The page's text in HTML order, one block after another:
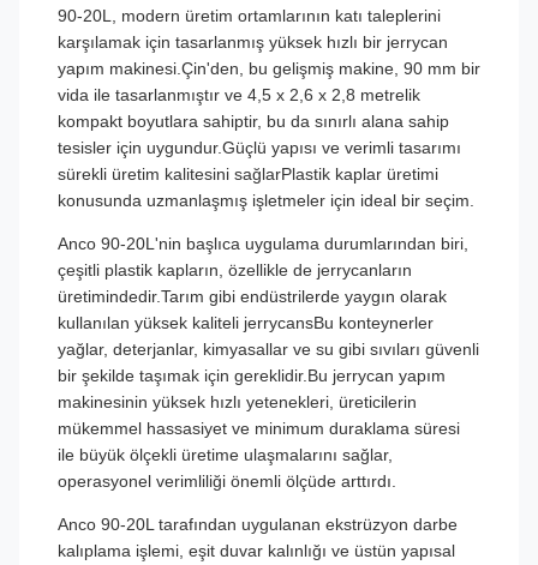
90-20L, modern üretim ortamlarının katı taleplerini
karşılamak için tasarlanmış yüksek hızlı bir jerrycan
yapım makinesi.Çin'den, bu gelişmiş makine, 90 mm bir
vida ile tasarlanmıştır ve 4,5 x 2,6 x 2,8 metrelik
kompakt boyutlara sahiptir, bu da sınırlı alana sahip
tesisler için uygundur.Güçlü yapısı ve verimli tasarımı
sürekli üretim kalitesini sağlarPlastik kaplar üretimi
konusunda uzmanlaşmış işletmeler için ideal bir seçim.
Anco 90-20L'nin başlıca uygulama durumlarından biri,
çeşitli plastik kapların, özellikle de jerrycanların
üretimindedir.Tarım gibi endüstrilerde yaygın olarak
kullanılan yüksek kaliteli jerrycansBu konteynerler
yağlar, deterjanlar, kimyasallar ve su gibi sıvıları güvenli
bir şekilde taşımak için gereklidir.Bu jerrycan yapım
makinesinin yüksek hızlı yetenekleri, üreticilerin
mükemmel hassasiyet ve minimum duraklama süresi
ile büyük ölçekli üretime ulaşmalarını sağlar,
operasyonel verimliliği önemli ölçüde arttırdı.
Anco 90-20L tarafından uygulanan ekstrüzyon darbe
kalıplama işlemi, eşit duvar kalınlığı ve üstün yapısal